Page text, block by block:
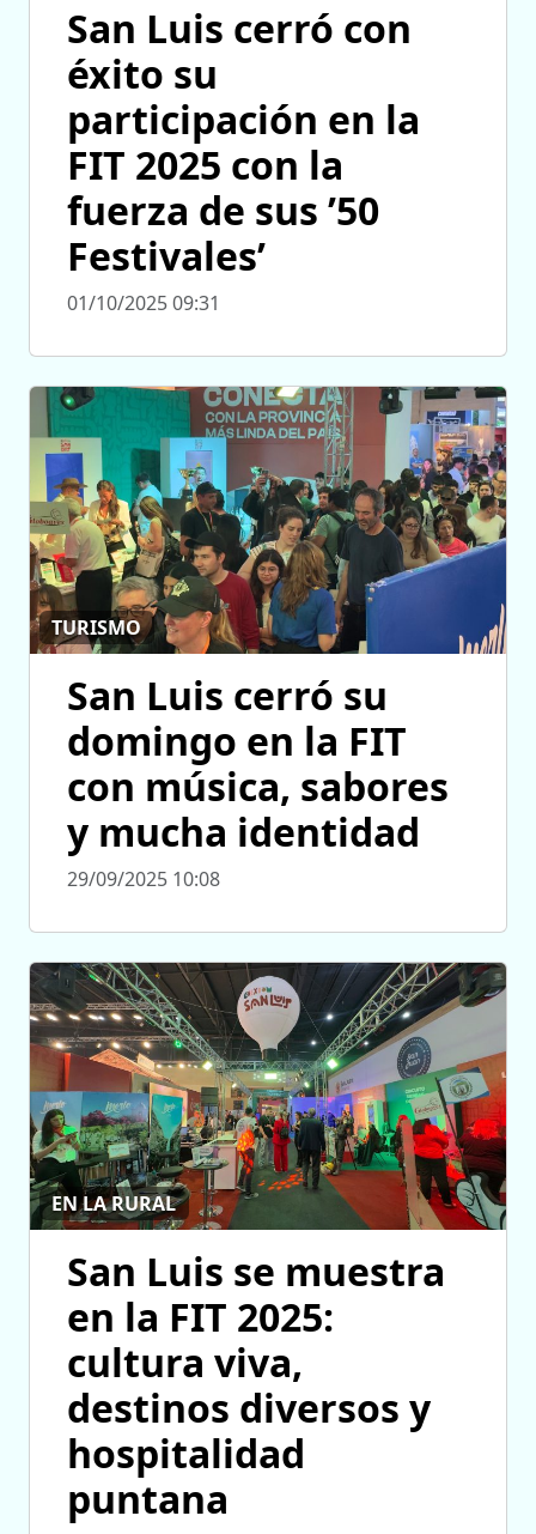
San Luis cerró con
éxito su
participación en la
FIT 2025 con la
fuerza de sus ’50
Festivales’
01/10/2025 09:31
TURISMO
San Luis cerró su
domingo en la FIT
con música, sabores
y mucha identidad
29/09/2025 10:08
EN LA RURAL
San Luis se muestra
en la FIT 2025:
cultura viva,
destinos diversos y
hospitalidad
puntana